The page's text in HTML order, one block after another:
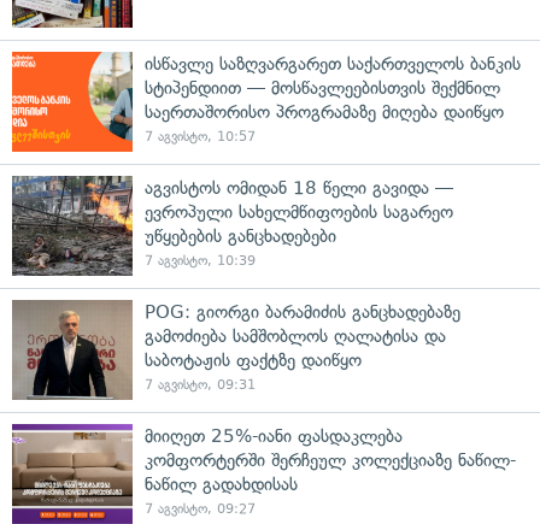
ისწავლე საზღვარგარეთ საქართველოს ბანკის
სტიპენდიით — მოსწავლეებისთვის შექმნილ
საერთაშორისო პროგრამაზე მიღება დაიწყო
7 აგვისტო, 10:57
აგვისტოს ომიდან 18 წელი გავიდა —
ევროპული სახელმწიფოების საგარეო
უწყებების განცხადებები
7 აგვისტო, 10:39
POG: გიორგი ბარამიძის განცხადებაზე
გამოძიება სამშობლოს ღალატისა და
საბოტაჟის ფაქტზე დაიწყო
7 აგვისტო, 09:31
მიიღეთ 25%-იანი ფასდაკლება
კომფორტერში შერჩეულ კოლექციაზე ნაწილ-
ნაწილ გადახდისას
7 აგვისტო, 09:27